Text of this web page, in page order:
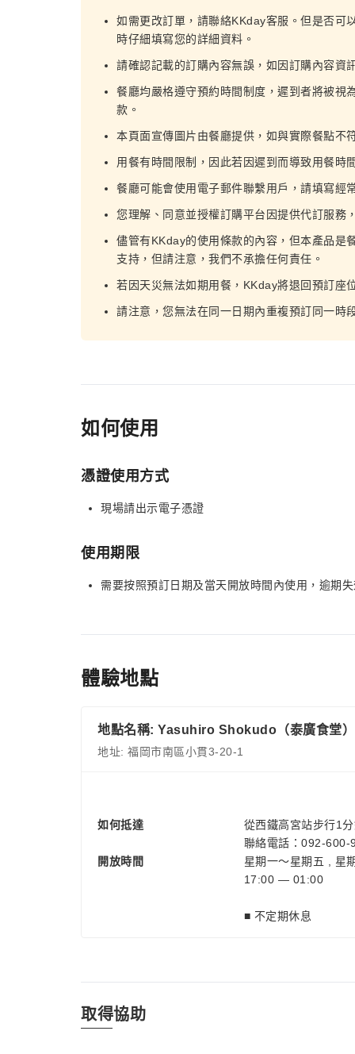
如需更改訂單，請聯絡KKday客服。但是否可
時仔細填寫您的詳細資料。
請確認記載的訂購內容無誤，如因訂購內容資
餐廳均嚴格遵守預約時間制度，遲到者將被視
款。
本頁面宣傳圖片由餐廳提供，如與實際餐點不
用餐有時間限制，因此若因遲到而導致用餐時
餐廳可能會使用電子郵件聯繫用戶，請填寫經
您理解、同意並授權訂購平台因提供代訂服務
儘管有KKday的使用條款的內容，但本產品是
支持，但請注意，我們不承擔任何責任。
若因天災無法如期用餐，KKday將退回預訂座
請注意，您無法在同一日期內重複預訂同一時
如何使用
憑證使用方式
現場請出示電子憑證
使用期限
需要按照預訂日期及當天開放時間內使用，逾期
體驗地點
地點名稱: Yasuhiro Shokudo（泰廣食堂）
地址: 福岡市南區小貫3-20-1
如何抵達
從西鐵高宮站步行1
聯絡電話：092-600-
開放時間
星期一～星期五 , 星
17:00 — 01:00
■ 不定期休息
取得協助